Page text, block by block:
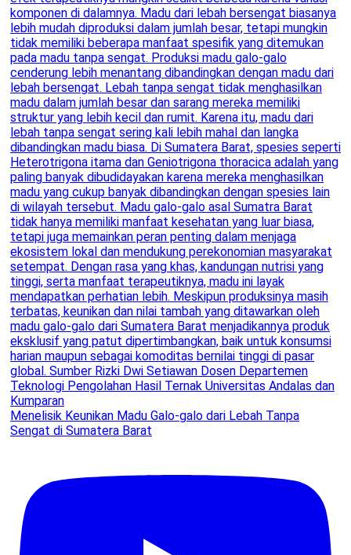
Menelisik Keunikan Madu Galo-galo dari Lebah Tanpa
Sengat di Sumatera Barat